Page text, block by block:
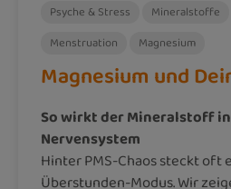
Psyche & Stress Mineralstoffe
Menstruation
Magnesium
Magnesium und
So wirkt der Mineralstoff
Nervensystem
Hinter PMS-Chaos steckt oft
Überstunden-Modus. Wir